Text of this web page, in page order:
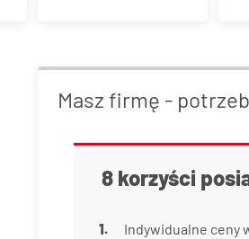
Masz firmę -
8 korzyści
Indywidualne ceny